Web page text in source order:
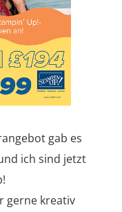
gab es
ich sind jetzt
gerne kreativ